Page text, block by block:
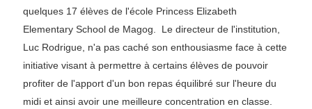
quelques 17 élèves de l'école Princess Elizabeth
Elementary School de Magog. Le directeur de l'institution,
Luc Rodrigue, n'a pas caché son enthousiasme face à cette
initiative visant à permettre à certains élèves de pouvoir
profiter de l'apport d'un bon repas équilibré sur l'heure du
midi et ainsi avoir une meilleure concentration en classe.